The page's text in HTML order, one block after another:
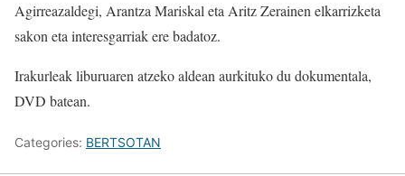
Agirreazaldegi, Arantza Mariskal eta Aritz Zerainen elkarrizketa
sakon eta interesgarriak ere badatoz.
Irakurleak liburuaren atzeko aldean aurkituko du dokumentala,
DVD batean.
Categories: BERTSOTAN